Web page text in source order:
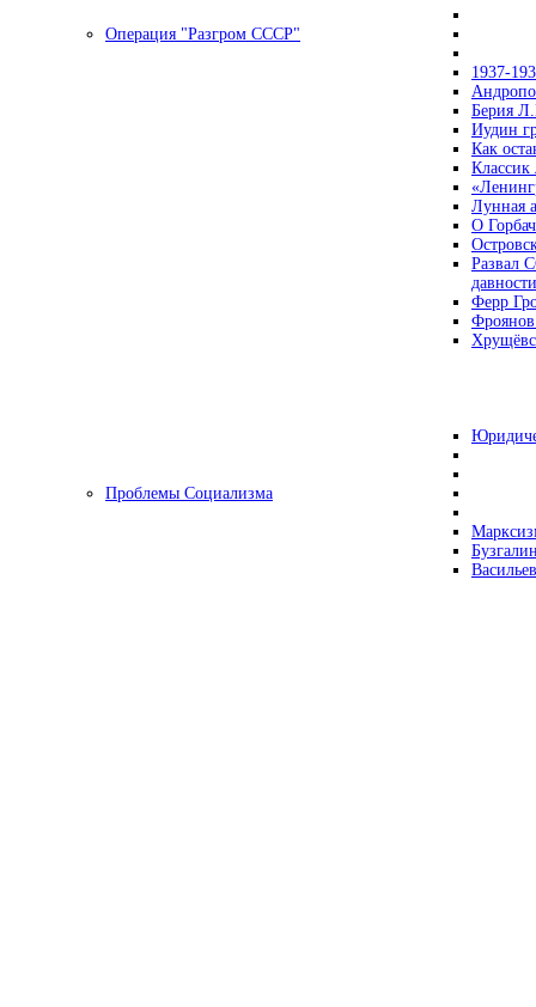
Операция "Разгром СССР"
1937-
Берия
Иудин
Как
Лунная
О
Развал
давности
Ферр
Проблемы Социализма